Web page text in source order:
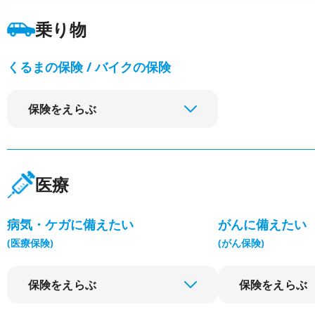
乗り物
くるまの保険 / バイクの保険
保険をえらぶ
医療
病気・ケガに備えたい
(医療保険)
保険をえらぶ
がんに備えたい
(がん保険)
保険をえらぶ